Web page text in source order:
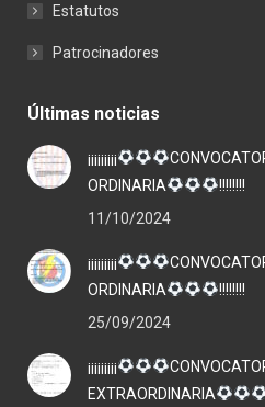
Estatutos
Patrocinadores
Últimas noticias
¡¡¡¡¡¡¡¡¡
ORDINARIA
!!!!!!!!
11/10/2024
¡¡¡¡¡¡¡¡¡
ORDINARIA
!!!!!!!!
25/09/2024
¡¡¡¡¡¡¡¡¡
EXTRAORDINARIA